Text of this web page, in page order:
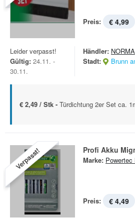
Preis: € 4,99
Leider verpasst!
Gültig: 24.11. -
30.11.
Händler: NORMA
Stadt:
Brunn
€ 2,49 / Stk - Türdichtung 2er Set ca.
Verpasst! Profi Akku
Marke: Powertec
Preis: € 4,49